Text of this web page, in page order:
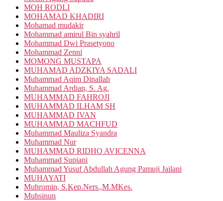
MOH RODLI
MOHAMAD KHADIRI
Mohamad mudakir
Mohammad amirul Bin syahril
Mohammad Dwi Prasetyono
Mohammad Zenni
MOMONG MUSTAPA
MUHAMAD ADZKIYA SADALI
Muhammad Aqim Dinallah
Muhammad Ardian, S. Ag.
MUHAMMAD FAHROJI
MUHAMMAD ILHAM SH
MUHAMMAD IVAN
MUHAMMAD MACHFUD
Muhammad Mauliza Syandra
Muhammad Nur
MUHAMMAD RIDHO AVICENNA
Muhammad Supiani
Muhammad Yusuf Abdullah Agung Pamuji Jailani
MUHAYATI
Muhromin, S.Kep.Ners.,M.MKes.
Muhsinun